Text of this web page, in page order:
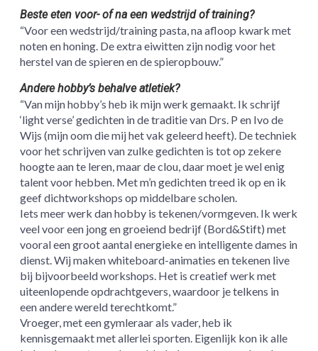
Beste eten voor- of na een wedstrijd of training?
“Voor een wedstrijd/training pasta, na afloop kwark met
noten en honing. De extra eiwitten zijn nodig voor het
herstel van de spieren en de spieropbouw.”
Andere hobby’s behalve atletiek?
“Van mijn hobby’s heb ik mijn werk gemaakt. Ik schrijf
‘light verse’ gedichten in de traditie van Drs. P en Ivo de
Wijs (mijn oom die mij het vak geleerd heeft). De techniek
voor het schrijven van zulke gedichten is tot op zekere
hoogte aan te leren, maar de clou, daar moet je wel enig
talent voor hebben. Met m’n gedichten treed ik op en ik
geef dichtworkshops op middelbare scholen.
Iets meer werk dan hobby is tekenen/vormgeven. Ik werk
veel voor een jong en groeiend bedrijf (Bord&Stift) met
vooral een groot aantal energieke en intelligente dames in
dienst. Wij maken whiteboard-animaties en tekenen live
bij bijvoorbeeld workshops. Het is creatief werk met
uiteenlopende opdrachtgevers, waardoor je telkens in
een andere wereld terechtkomt.”
Vroeger, met een gymleraar als vader, heb ik
kennisgemaakt met allerlei sporten. Eigenlijk kon ik alle